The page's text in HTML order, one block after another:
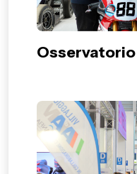
Osservatorio